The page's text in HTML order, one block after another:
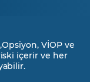
VİOP ve
içerir ve her